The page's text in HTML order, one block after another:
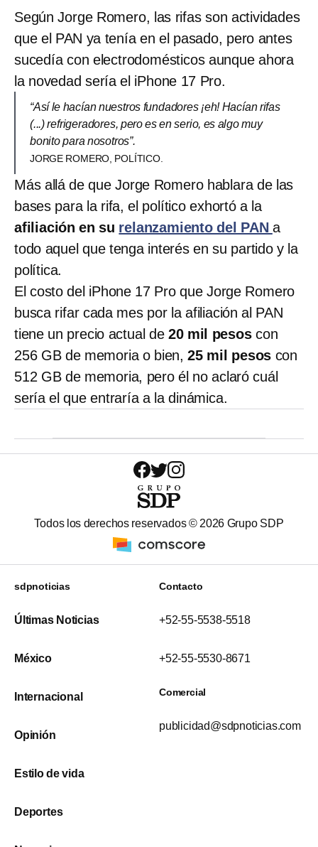
Según Jorge Romero, las rifas son actividades
que el PAN ya tenía en el pasado, pero antes
sucedía con electrodomésticos aunque ahora
la novedad sería el iPhone 17 Pro.
“Así le hacían nuestros fundadores ¡eh! Hacían rifas
(...) refrigeradores, pero es en serio, es algo muy
bonito para nosotros”.
JORGE ROMERO, POLÍTICO.
Más allá de que Jorge Romero hablara de las
bases para la rifa, el político exhortó a la
afiliación en su relanzamiento del PAN a
todo aquel que tenga interés en su partido y la
política.
El costo del iPhone 17 Pro que Jorge Romero
busca rifar cada mes por la afiliación al PAN
tiene un precio actual de 20 mil pesoscon
256 GB de memoria o bien,25 mil pesos con
512 GB de memoria, pero él no aclaró cuál
sería el que entraría a la dinámica.
Todos los derechos reservados ©2026 Grupo SDP
sdpnoticias
Últimas Noticias
México
Internacional
Opinión
Estilo de vida
Deportes
Contacto
+52-55-5538-5518
+52-55-5530-8671
Comercial
publicidad@sdpnoticias.com